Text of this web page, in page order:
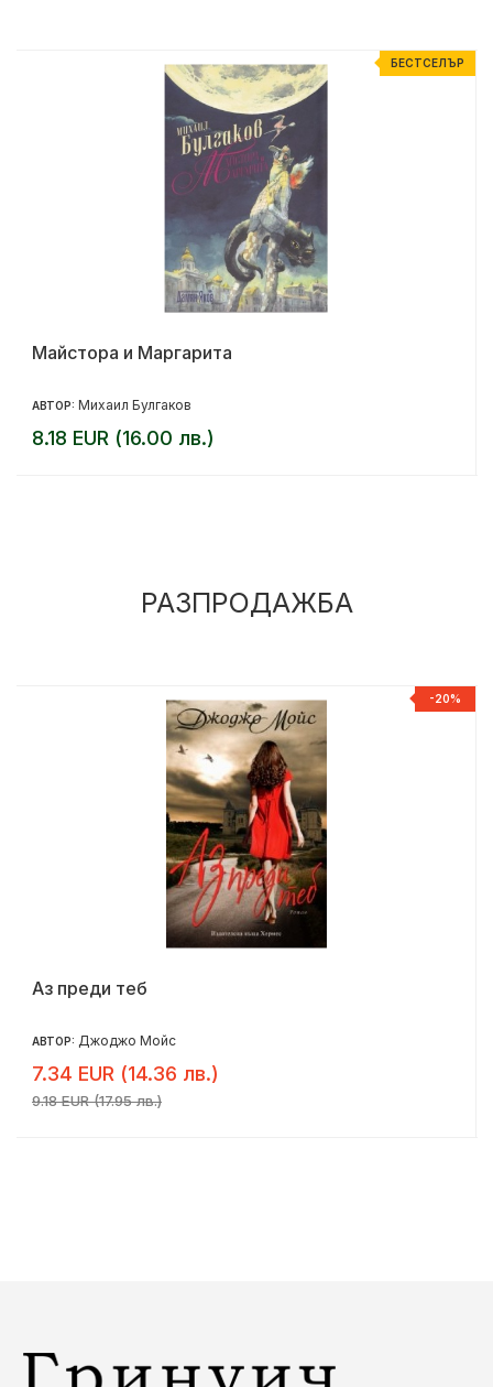
БЕСТСЕЛЪР
Майстора и Маргарита
АВТОР: Михаил Булгаков
8.18 EUR (16.00 лв.)
РАЗПРОДАЖБА
-20%
Аз преди теб
АВТОР: Джоджо Мойс
7.34 EUR (14.36 лв.)
9.18 EUR (17.95 лв.)